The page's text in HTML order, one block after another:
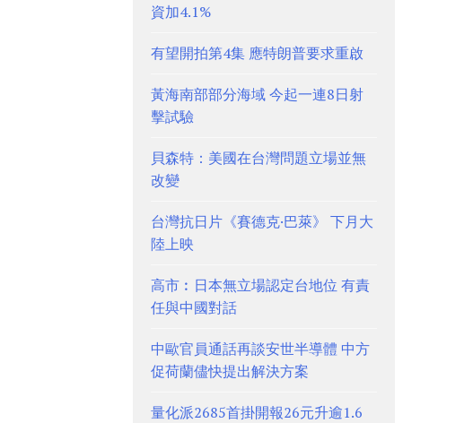
資加4.1%
有望開拍第4集 應特朗普要求重啟
黃海南部部分海域 今起一連8日射
擊試驗
貝森特：美國在台灣問題立場並無
改變
台灣抗日片《賽德克·巴萊》 下月大
陸上映
高市︰日本無立場認定台地位 有責
任與中國對話
中歐官員通話再談安世半導體 中方
促荷蘭儘快提出解決方案
量化派2685首掛開報26元升逾1.6